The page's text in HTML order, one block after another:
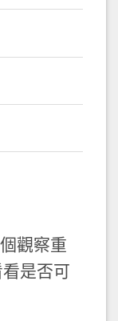
觀察重
是否可